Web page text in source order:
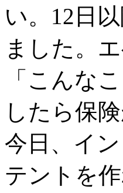
い。12日
ました。
「こんな
したら保
今日、イ
テントを